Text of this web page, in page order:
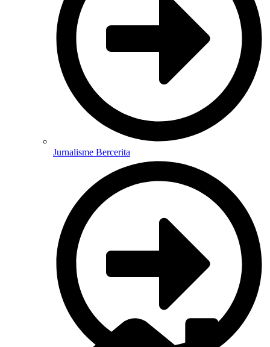
Jurnalisme Bercerita